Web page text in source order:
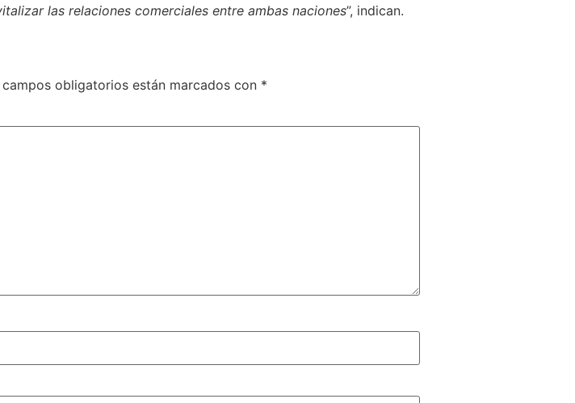
las relaciones comerciales entre ambas naciones”, indican.
campos obligatorios están marcados con *